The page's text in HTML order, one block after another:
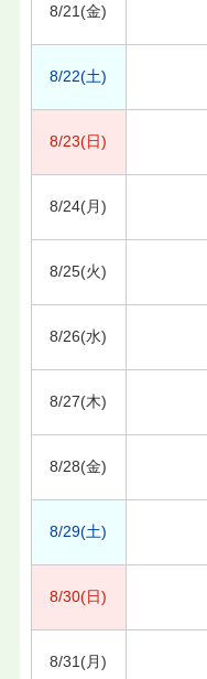
8/21(金)
8/22(土)
8/23(日)
8/24(月)
8/25(火)
8/26(水)
8/27(木)
8/28(金)
8/29(土)
8/30(日)
8/31(月)